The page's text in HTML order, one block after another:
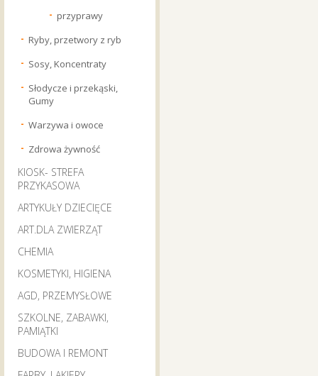
przyprawy
Ryby, przetwory z ryb
Sosy, Koncentraty
Słodycze i przekąski,
Gumy
Warzywa i owoce
Zdrowa żywność
KIOSK- STREFA
PRZYKASOWA
ARTYKUŁY DZIECIĘCE
ART.DLA ZWIERZĄT
CHEMIA
KOSMETYKI, HIGIENA
AGD, PRZEMYSŁOWE
SZKOLNE, ZABAWKI,
PAMIĄTKI
BUDOWA I REMONT